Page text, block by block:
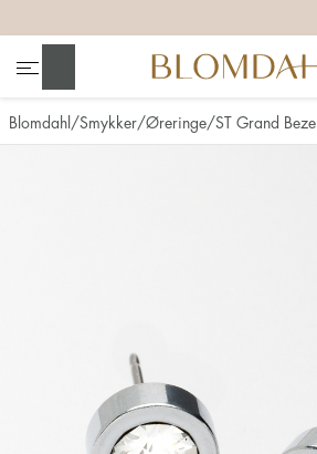
Blomdahl Smykker Øreringe ST Grand Bezel